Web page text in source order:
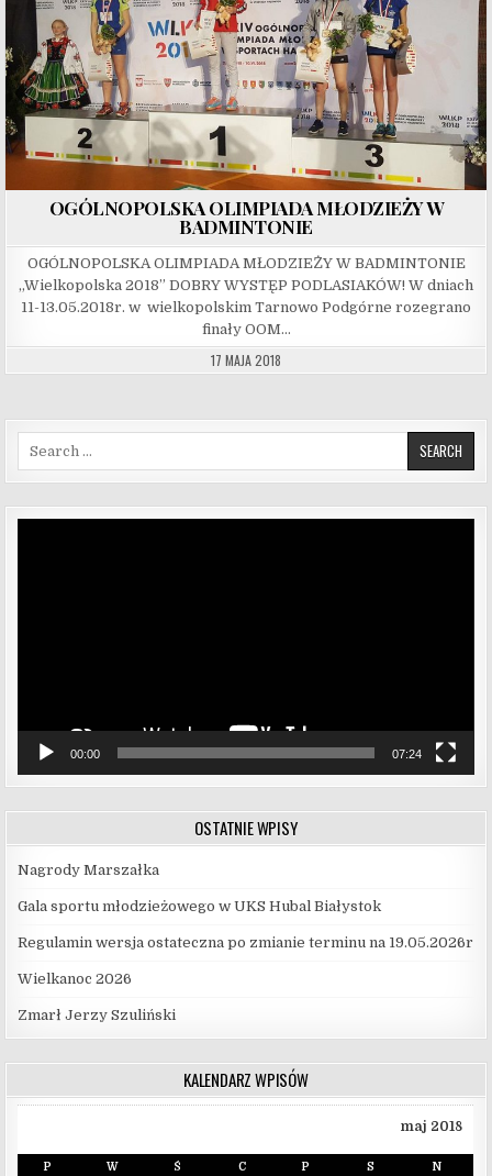
OGÓLNOPOLSKA OLIMPIADA MŁODZIEŻY W
BADMINTONIE
OGÓLNOPOLSKA OLIMPIADA MŁODZIEŻY W BADMINTONIE
„Wielkopolska 2018” DOBRY WYSTĘP PODLASIAKÓW! W dniach
11-13.05.2018r. w wielkopolskim Tarnowo Podgórne rozegrano
finały OOM…
17 MAJA 2018
00:00 07:24
OSTATNIE WPISY
Nagrody Marszałka
Gala sportu młodzieżowego w UKS Hubal Białystok
Regulamin wersja ostateczna po zmianie terminu na 19.05.2026r
Wielkanoc 2026
Zmarł Jerzy Szuliński
KALENDARZ WPISÓW
maj 2018
P W Ś C P S N